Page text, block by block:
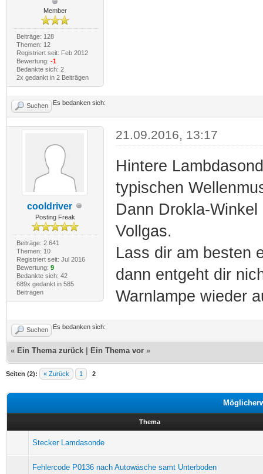
Member
Beiträge: 128
Themen: 12
Registriert seit: Feb 2012
Bewertung: -1
Bedankte sich: 2
2x gedankt in 2 Beiträgen
Suchen Es bedanken sich:
cooldriver
Posting Freak
Beiträge: 2.641
Themen: 10
Registriert seit: Jul 2016
Bewertung: 9
Bedankte sich: 42
689x gedankt in 585
Beiträgen
21.09.2016, 13:17
Hintere
typischen
Dann Drokla-
Vollgas.
Lass dir am besten
dann entgeht dir
Warnlampe wieder
Suchen Es bedanken sich:
« Ein Thema zurück Ein Thema vor »
Seiten (2): « Zurück 1 2
Thema
Stecker Lamdasonde
Fehlercode P0136 nach Autowäsche samt Unterboden